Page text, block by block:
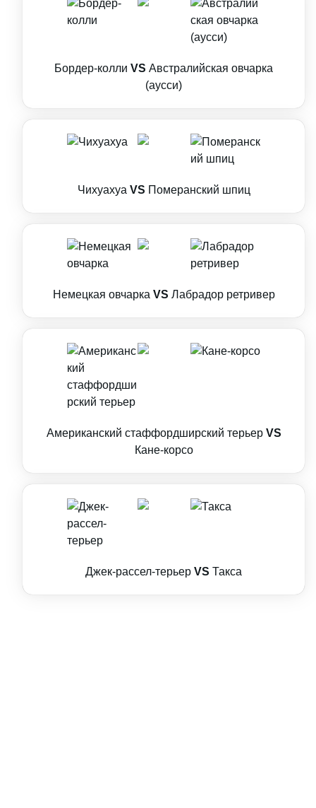
Бордер-колли VS Австралийская овчарка
(аусси)
Чихуахуа VS Померанский шпиц
Немецкая овчарка VS Лабрадор ретривер
Американский стаффордширский терьер VS
Кане-корсо
Джек-рассел-терьер VS Такса